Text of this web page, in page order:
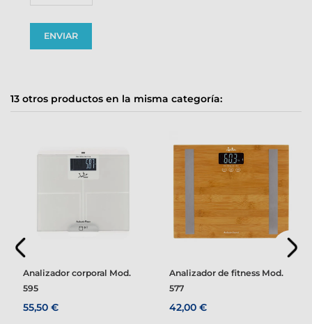
13 otros productos en la misma categoría:
Analizador corporal Mod.
595
55,50 €
Analizador de fitness Mod.
577
42,00 €